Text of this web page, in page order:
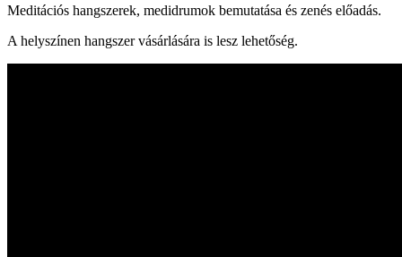
Meditációs hangszerek, medidrumok bemutatása és zenés előadás.
A helyszínen hangszer vásárlására is lesz lehetőség.